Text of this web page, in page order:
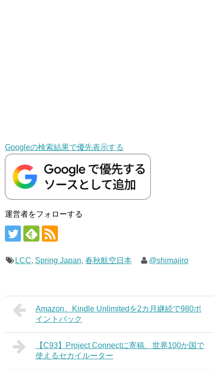
Googleの検索結果で優先表示する
運営者をフォローする
LCC, Spring Japan, 春秋航空日本 @shimajiro
Amazon、Kindle Unlimitedを2カ月継続で980ポ
イントバック
【C93】Project Connectに寄稿、世界100か国で
使えるセカイルーター